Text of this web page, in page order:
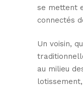
se mettent
connectés
Un voisin,
au milieu